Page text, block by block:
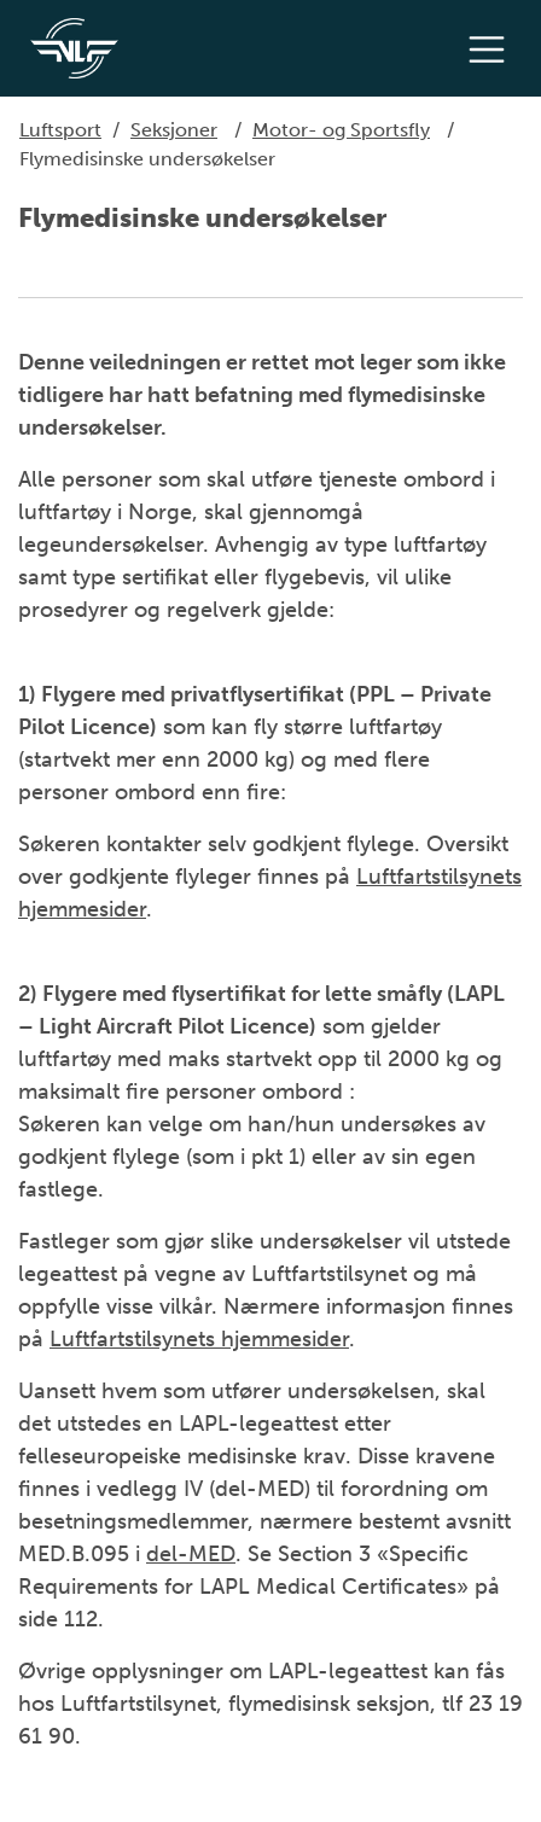
Luftsport / Seksjoner / Motor- og Sportsfly
/
Flymedisinske undersøkelser
Flymedisinske undersøkelser
Denne veiledningen er rettet mot leger som ikke
tidligere har hatt befatning med flymedisinske
undersøkelser.
Alle personer som skal utføre tjeneste ombord i
luftfartøy i Norge, skal gjennomgå
legeundersøkelser. Avhengig av type luftfartøy
samt type sertifikat eller flygebevis, vil ulike
prosedyrer og regelverk gjelde:
1) Flygere med privatflysertifikat (PPL – Private
Pilot Licence) som kan fly større luftfartøy
(startvekt mer enn 2000 kg) og med flere
personer ombord enn fire:
Søkeren kontakter selv godkjent flylege. Oversikt
over godkjente flyleger finnes på Luftfartstilsynets
hjemmesider.
2) Flygere med flysertifikat for lette småfly (LAPL
– Light Aircraft Pilot Licence) som gjelder
luftfartøy med maks startvekt opp til 2000 kg og
maksimalt fire personer ombord :
Søkeren kan velge om han/hun undersøkes av
godkjent flylege (som i pkt 1) eller av sin egen
fastlege.
Fastleger som gjør slike undersøkelser vil utstede
legeattest på vegne av Luftfartstilsynet og må
oppfylle visse vilkår. Nærmere informasjon finnes
på Luftfartstilsynets hjemmesider.
Uansett hvem som utfører undersøkelsen, skal
det utstedes en LAPL-legeattest etter
felleseuropeiske medisinske krav. Disse kravene
finnes i vedlegg IV (del-MED) til forordning om
besetningsmedlemmer, nærmere bestemt avsnitt
MED.B.095 i del-MED. Se Section 3 «Specific
Requirements for LAPL Medical Certificates» på
side 112.
Øvrige opplysninger om LAPL-legeattest kan fås
hos Luftfartstilsynet, flymedisinsk seksjon, tlf 23 19
61 90.